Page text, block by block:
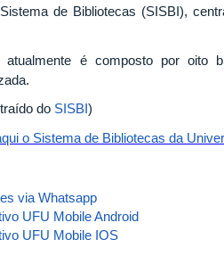
de Bibliotecas (SISBI),
é composto por oito
do SISBI)
o Sistema de Bibliotecas da
via Whatsapp
UFU Mobile Android
UFU Mobile IOS